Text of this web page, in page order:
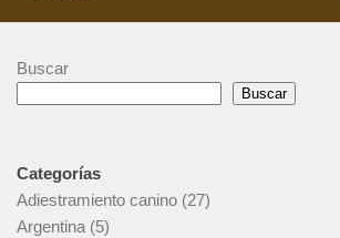
Buscar
Buscar
Categorías
Adiestramiento canino (27)
Argentina(5)